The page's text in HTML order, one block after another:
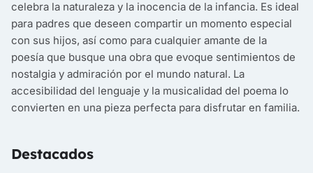
celebra la naturaleza y la inocencia de la infancia. Es ideal
para padres que deseen compartir un momento especial
con sus hijos, así como para cualquier amante de la
poesía que busque una obra que evoque sentimientos de
nostalgia y admiración por el mundo natural. La
accesibilidad del lenguaje y la musicalidad del poema lo
convierten en una pieza perfecta para disfrutar en familia.
Destacados